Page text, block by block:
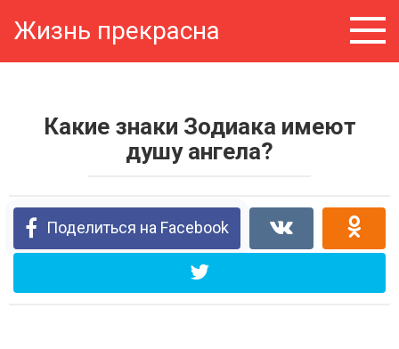
Жизнь прекрасна
Какие знаки Зодиака имеют
душу ангела?
Поделиться на Facebook